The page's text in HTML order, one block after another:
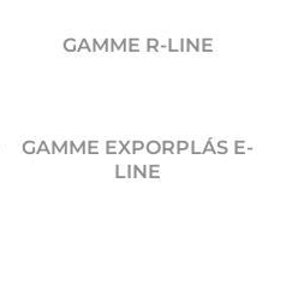
GAMME R-LINE
GAMME EXPORPLÁS E-
LINE